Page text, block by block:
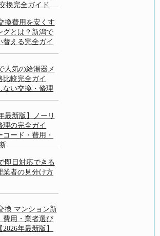
換完全ガイド
換費用を安くす
グとは？新潟で
替える完全ガイ
人気の給湯器メ
比較完全ガイ
ない交換・修理
最新版】ノーリ
理の完全ガイ
コード・費用・
即日対応できる
業者の見分け方
換 マンション新
費用・業者選び
年最新版】